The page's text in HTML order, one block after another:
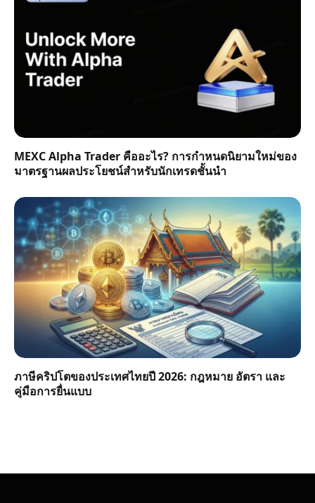
MEXC Alpha Trader คืออะไร? การกำหนดนิยามใหม่ของ
มาตรฐานผลประโยชน์สำหรับนักเทรดชั้นนำ
ภาษีคริปโตของประเทศไทยปี 2026: กฎหมาย อัตรา และ
คู่มือการยื่นแบบ